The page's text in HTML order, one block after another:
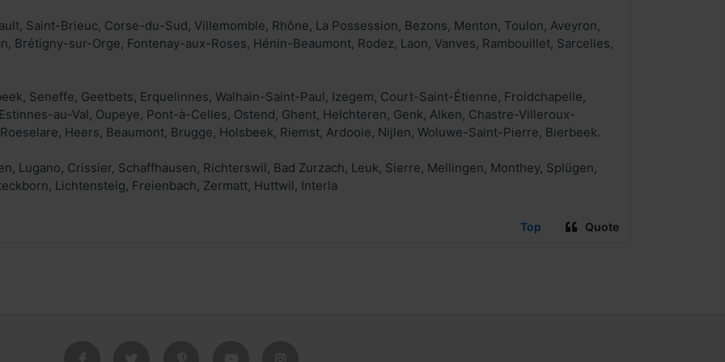
Saint-Brieuc, Corse-du-Sud, Villemomble, Rhône, La Possession, Bezons, Menton, Toulon, Aveyron,
Brétigny-sur-Orge, Fontenay-aux-Roses, Hénin-Beaumont, Rodez, Laon, Vanves, Rambouillet, Sarcelles,
Seneffe, Geetbets, Erquelinnes, Walhain-Saint-Paul, Izegem, Court-Saint-Étienne, Froidchapelle,
au-Val, Oupeye, Pont-à-Celles, Ostend, Ghent, Helchteren, Genk, Alken, Chastre-Villeroux-
Heers, Beaumont, Brugge, Holsbeek, Riemst, Ardooie, Nijlen, Woluwe-Saint-Pierre, Bierbeek.
Lugano, Crissier, Schaffhausen, Richterswil, Bad Zurzach, Leuk, Sierre, Mellingen, Monthey, Splügen,
Lichtensteig, Freienbach, Zermatt, Huttwil, Interla
Top Quote